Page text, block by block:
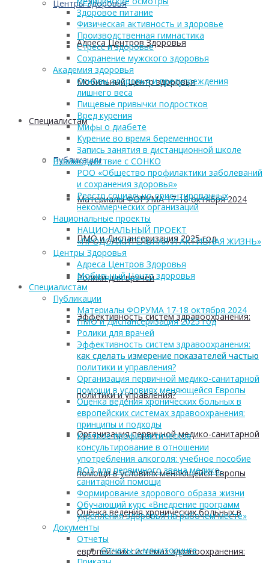
Центры Здоровья
Адреса Центров Здоровья
Мобильный Центр здоровья
Cпециалистам
Публикации
Материалы ФОРУМА 17-18 октября 2024
ПМО и Диспансеризация 2025 год
Ролики для врачей
Эффективность систем здравоохранения:
как сделать измерение показателей частью
политики и управления?
Организация первичной медико-санитарной
помощи в условиях меняющейся Европы
Оценка ведения хронических больных в
европейских системах здравоохранения:
Здоровое питание
Физическая активность и здоровье
Производственная гимнастика
Стресс и здоровье
Сохранение мужского здоровья
Академия здоровья
Основы здоровья и предупреждения
лишнего веса
Пищевые привычки подростков
Вред курения
Мифы о диабете
Курение во время беременности
Запись занятия в дистанционной школе
Взаимодействие с СОНКО
РОО «Общество профилактики заболеваний
и сохранения здоровья»
Реестр социально ориентированных
некоммерческих организаций
Национальные проекты
НАЦИОНАЛЬНЫЙ ПРОЕКТ
«ПРОДОЛЖИТЕЛЬНАЯ И АКТИВНАЯ ЖИЗНЬ»
Центры Здоровья
Адреса Центров Здоровья
Мобильный Центр здоровья
Cпециалистам
Публикации
Материалы ФОРУМА 17-18 октября 2024
ПМО и Диспансеризация 2025 год
Ролики для врачей
Эффективность систем здравоохранения:
как сделать измерение показателей частью
политики и управления?
Организация первичной медико-санитарной
помощи в условиях меняющейся Европы
Оценка ведения хронических больных в
европейских системах здравоохранения:
принципы и подходы
Краткое профилактическое
консультирование в отношении
употребления алкоголя: учебное пособие
ВОЗ для первичного звена медико-
санитарной помощи
Формирование здорового образа жизни
Обучающий курс «Внедрение программ
укрепления здоровья на рабочем месте»
Документы
Отчеты
Отчеты о мониторинге